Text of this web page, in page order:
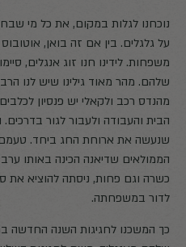
נוכחנו לגלות במקום, את כל מי
על גלגלים. בין אם זה בואן,
משפחות. לידינו חנו זוג אנגלים,
שלהם. מהר מאוד גילינו שיש לנו
מהנדס רכב ולקאלי יש פנסיון
הבית והעבודה ולעבור לגור בדרכים.
שנעשה את ארוחת החג ביחד. טעמם
הממולאים שדיאנה הכינה באותו
כשרה וגם פחות, ניסתה להוציא את
לדור במשפחתה.
כך המשכנו לחגיגות השנה החדשה